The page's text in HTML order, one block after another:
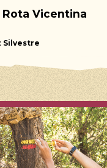
Vicentina
Silvestre